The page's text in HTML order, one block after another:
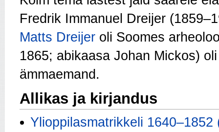
Fredrik Immanuel Dreijer
Matts Dreijer oli Soomes
1865; abikaasa Johan Mickos)
ämmaemand.
Allikas ja kirjandus
Ylioppilasmatrikkeli